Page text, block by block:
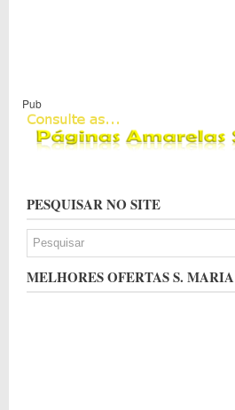
Pub
PESQUISAR NO SITE
MELHORES OFERTAS S. MARIA